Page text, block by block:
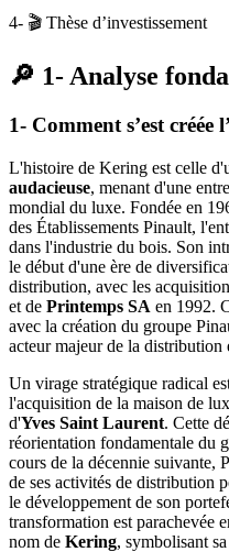
4- 🎬 Thèse d’investissement
🔎 1- Analyse
1- Comment s’est créée
L'histoire de Kering est celle
audacieuse, menant d'une
mondial du luxe. Fondée en
des Établissements Pinault,
dans l'industrie du bois. Son
le début d'une ère de
distribution, avec les
et de Printemps SA en 1992.
avec la création du groupe
acteur majeur de la distribution
Un virage stratégique radical
l'acquisition de la maison de
d'Yves Saint Laurent. Cette
réorientation fondamentale du
cours de la décennie suivante,
de ses activités de distribution
le développement de son
transformation est parachevée
nom de Kering, symbolisant